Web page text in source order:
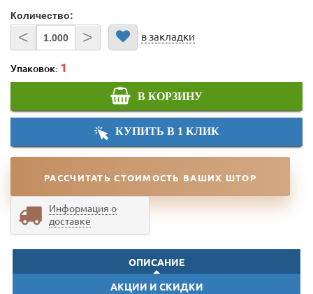
Количество:
< > в закладки
Упаковок:
В КОРЗИНУ
КУПИТЬ В 1 КЛИК
РАССЧИТАТЬ СТОИМОСТЬ ВАШИХ ШТОР
Информация о
доставке
ОПИСАНИЕ
АКЦИИ И СКИДКИ